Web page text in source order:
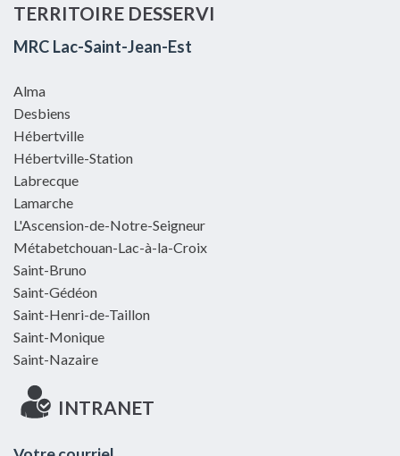
TERRITOIRE DESSERVI
MRC Lac-Saint-Jean-Est
Alma
Desbiens
Hébertville
Hébertville-Station
Labrecque
Lamarche
L'Ascension-de-Notre-Seigneur
Métabetchouan-Lac-à-la-Croix
Saint-Bruno
Saint-Gédéon
Saint-Henri-de-Taillon
Saint-Monique
Saint-Nazaire
INTRANET